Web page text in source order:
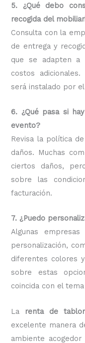
5. ¿Qué debo
recogida del
Consulta con la
de entrega y
que se adapten a
costos
será instalado por
6. ¿Qué pasa si
evento?
Revisa la política
daños. Muchas
ciertos daños,
sobre las
facturación.
7. ¿Puedo
Algunas
personalización,
diferentes colores
sobre estas
coincida con el
La renta de
excelente manera
ambiente